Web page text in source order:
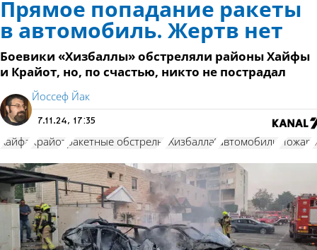
Прямое попадание ракеты
в автомобиль. Жертв нет
Боевики «Хизбаллы» обстреляли районы Хайфы
и Крайот, но, по счастью, никто не пострадал
Йоссеф Йак
7.11.24, 17:35
Хайфа Крайот ракетные обстрелы "Хизбалла" автомобили Пожар